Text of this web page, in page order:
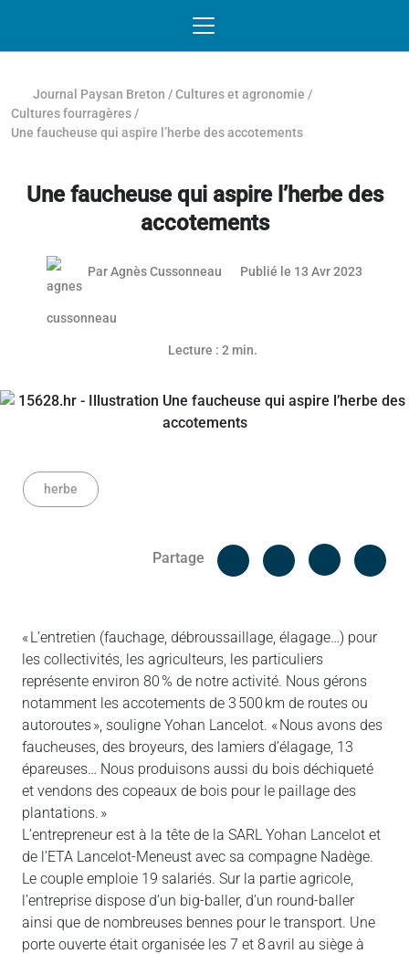
Journal Paysan Breton /Cultures et agronomie /
Cultures fourragères /
Une faucheuse qui aspire l’herbe des accotements
Une faucheuse qui aspire l’herbe des
accotements
ParAgnès Cussonneau Publié le 13 Avr 2023
Lecture : 2 min.
herbe
Partage
Facebook
« L’entretien (fauchage, débroussaillage, élagage…) pour
les collectivités, les agriculteurs, les particuliers
représente environ 80 % de notre activité. Nous gérons
notamment les accotements de 3 500 km de routes ou
autoroutes », souligne Yohan Lancelot. « Nous avons des
faucheuses, des broyeurs, des lamiers d’élagage, 13
épareuses… Nous produisons aussi du bois déchiqueté
et vendons des copeaux de bois pour le paillage des
plantations. »
L’entrepreneur est à la tête de la SARL Yohan Lancelot et
de l’ETA Lancelot-Meneust avec sa compagne Nadège.
Le couple emploie 19 salariés. Sur la partie agricole,
l’entreprise dispose d’un big-baller, d’un round-baller
ainsi que de nombreuses bennes pour le transport. Une
porte ouverte était organisée les 7 et 8 avril au siège à